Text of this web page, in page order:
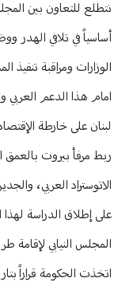
نتطلع للتعاون بين
أساسياً في تلافي الهدر
الوزارات ومراقبة تنفيذ
امام هذا الدعم العربي
لبنان على خارطة
ربط مرفأ بيروت
الاتوستراد العربي،
المجلس النيابي لإقامة